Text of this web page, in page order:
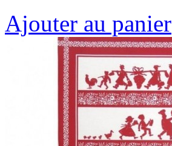
Ajouter au panier